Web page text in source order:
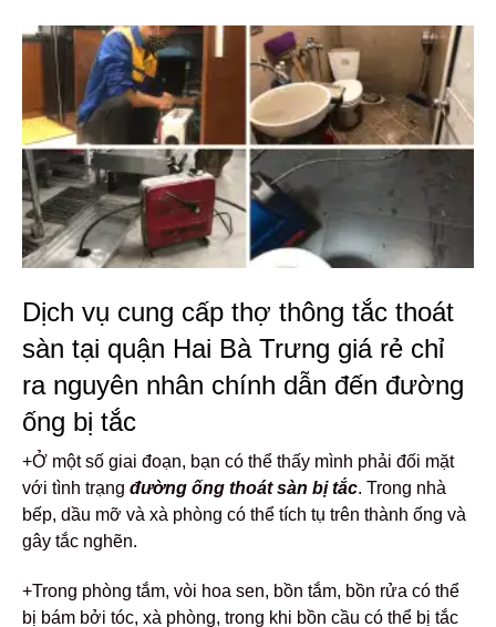
Dịch vụ cung cấp thợ thông tắc thoát
sàn tại quận Hai Bà Trưng giá rẻ chỉ
ra nguyên nhân chính dẫn đến đường
ống bị tắc
+Ở một số giai đoạn, bạn có thể thấy mình phải đối mặt
với tình trạng đường ống thoát sàn bị tắc. Trong nhà
bếp, dầu mỡ và xà phòng có thể tích tụ trên thành ống và
gây tắc nghẽn.
+Trong phòng tắm, vòi hoa sen, bồn tắm, bồn rửa có thể
bị bám bởi tóc, xà phòng, trong khi bồn cầu có thể bị tắc